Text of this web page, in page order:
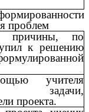
проблем
причины, по
к решению
учителя
задачи,
проекта.